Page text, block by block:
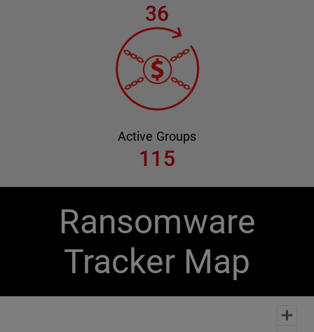
36
Active Groups
115
Ransomware
Tracker Map